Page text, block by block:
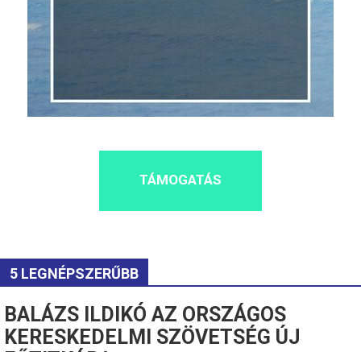
TÁMOGATÁS
5 LEGNÉPSZERŰBB
BALÁZS ILDIKÓ AZ ORSZÁGOS
KERESKEDELMI SZÖVETSÉG ÚJ